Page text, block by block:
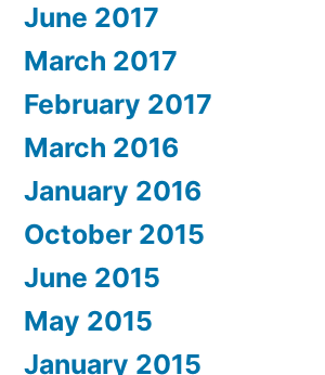
June 2017
March 2017
February 2017
March 2016
January 2016
October 2015
June 2015
May 2015
January 2015